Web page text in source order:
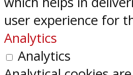
user experience for
Analytics
Analytics